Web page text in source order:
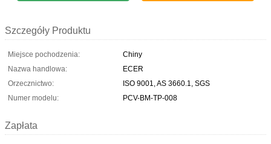
Szczegóły Produktu
Miejsce pochodzenia:
Chiny
Nazwa handlowa:
ECER
Orzecznictwo:
ISO 9001, AS 3660.1, SGS
Numer modelu:
PCV-BM-TP-008
Zapłata